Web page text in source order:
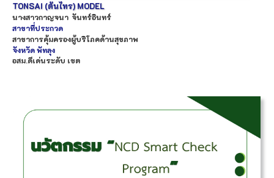
TONSAI (ต้นไทร) MODEL
นางสาวกาญจนา จันทร์อินทร์
สาขาที่ประกวด
สาขาการคุ้มครองผู้บริโภคด้านสุขภาพ
จังหวัดพัทลุง
อสม.ดีเด่นระดับ เขต